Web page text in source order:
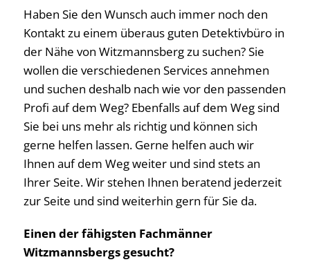
Haben Sie den Wunsch auch immer noch den
Kontakt zu einem überaus guten Detektivbüro in
der Nähe von Witzmannsberg zu suchen? Sie
wollen die verschiedenen Services annehmen
und suchen deshalb nach wie vor den passenden
Profi auf dem Weg? Ebenfalls auf dem Weg sind
Sie bei uns mehr als richtig und können sich
gerne helfen lassen. Gerne helfen auch wir
Ihnen auf dem Weg weiter und sind stets an
Ihrer Seite. Wir stehen Ihnen beratend jederzeit
zur Seite und sind weiterhin gern für Sie da.
Einen der fähigsten Fachmänner
Witzmannsbergs gesucht?